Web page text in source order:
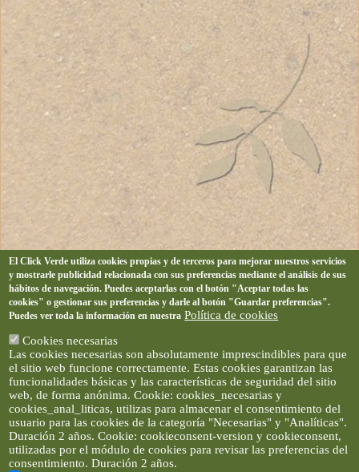
El Click Verde utiliza cookies propias y de terceros para mejorar nuestros servicios
y mostrarle publicidad relacionada con sus preferencias mediante el análisis de sus
hábitos de navegación. Puedes aceptarlas con el botón "Aceptar todas las
cookies" o gestionar sus preferencias y darle al botón "Guardar preferencias".
Puedes ver toda la información en nuestra Política de cookies
Cookies necesarias
Las cookies necesarias son absolutamente imprescindibles para que
el sitio web funcione correctamente. Estas cookies garantizan las
funcionalidades básicas y las características de seguridad del sitio
web, de forma anónima. Cookie: cookies_necesarias y
cookies_anal_liticas, utilizas para almacenar el consentimiento del
usuario para las cookies de la categoría "Necesarias" y "Analíticas".
Duración 2 años. Cookie: cookieconsent-version y cookieconsent,
utilizadas por el módulo de cookies para revisar las preferencias del
consentimiento. Duración 2 años.